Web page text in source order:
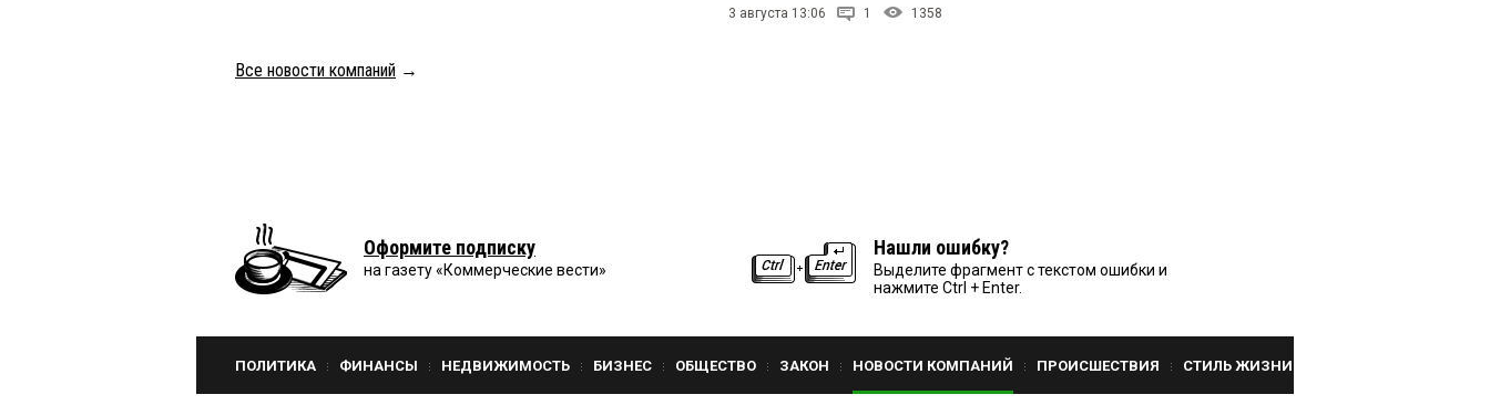
3 августа 13:06 1 1358
Все новости компаний →
Оформите подписку
на газету «Коммерческие вести»
Нашли ошибку?
Выделите фрагмент с текстом ошибки и
нажмите Ctrl + Enter.
ПОЛИТИКА ФИНАНСЫ НЕДВИЖИМОСТЬ БИЗНЕС ОБЩЕСТВО ЗАКОН НОВОСТИ КОМПАНИЙ ПРОИСШЕСТВИЯ СТИЛЬ ЖИЗНИ